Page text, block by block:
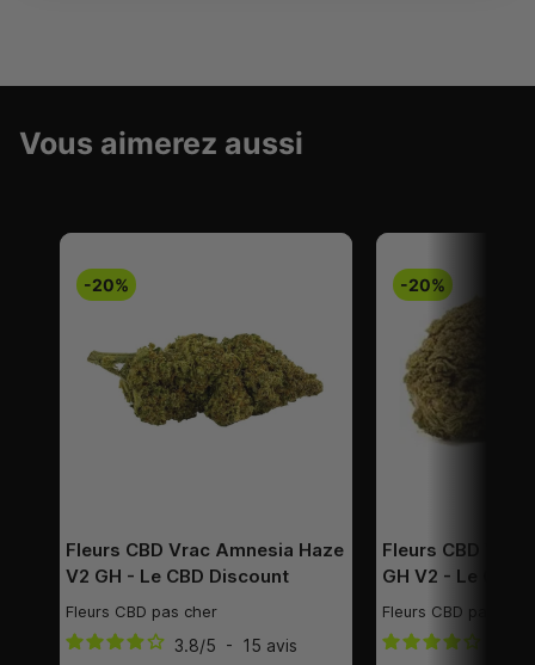
Vous aimerez aussi
-20%
Fleurs CBD Vrac Amnesia Haze
V2 GH - Le CBD Discount
Fleurs CBD pas cher
3.8/5 - 15 avis
-20%
Fleurs CBD Vrac
GH V2 - Le CBD
Fleurs CBD pas cher